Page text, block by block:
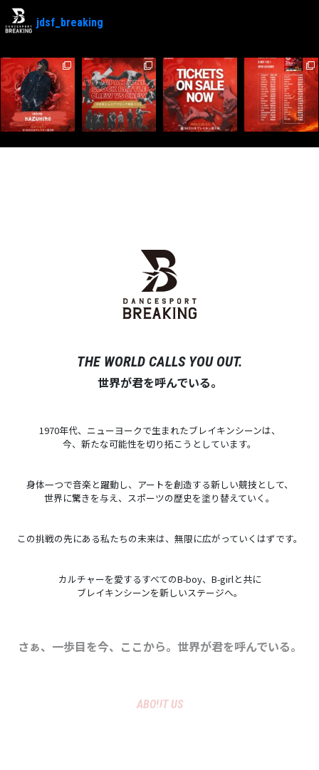
jdsf_breaking
THE WORLD CALLS YOU OUT.
世界が君を呼んでいる。
1970年代、ニューヨークで生まれたブレイキンシーンは、
今、新たな可能性を切り拓こうとしています。
身体一つで音楽と躍動し、アートを創造する新しい競技として、
世界に驚きを与え、スポーツの歴史を塗り替えていく。
この挑戦の先にある私たちの未来は、無限に広がっていくはずです。
カルチャーを愛するすべてのB-boy、B-girlと共に
ブレイキンシーンを新しいステージへ。
さぁ、一歩目を今、ここから。世界が君を呼んでいる。